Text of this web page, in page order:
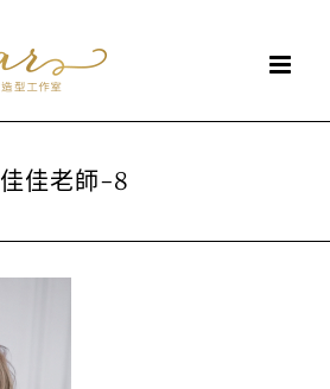
佳佳老師-8